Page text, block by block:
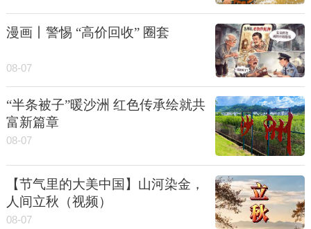
漫画丨警惕 “高价回收” 圈套
08-07
“半条被子”暖沙洲 红色传承绘就共
富新篇章
08-07
【节气里的大美中国】山河染金，
人间立秋（视频）
08-07